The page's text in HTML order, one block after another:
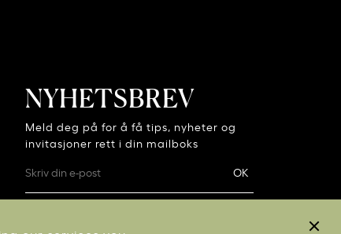
NYHETSBREV
Meld deg på for å få tips, nyheter og
invitasjoner rett i din mailboks